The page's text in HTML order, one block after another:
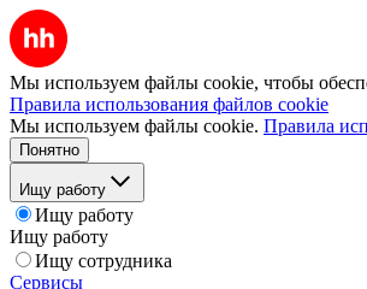
Мы используем файлы cookie, чтобы
Правила использования файлов cookie
Мы используем файлы cookie. Правила
Понятно
Ищу работу
Ищу работу
Ищу работу
Ищу сотрудника
Сервисы